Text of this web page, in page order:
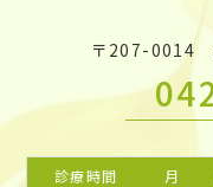
〒207-0014
診療時間 月